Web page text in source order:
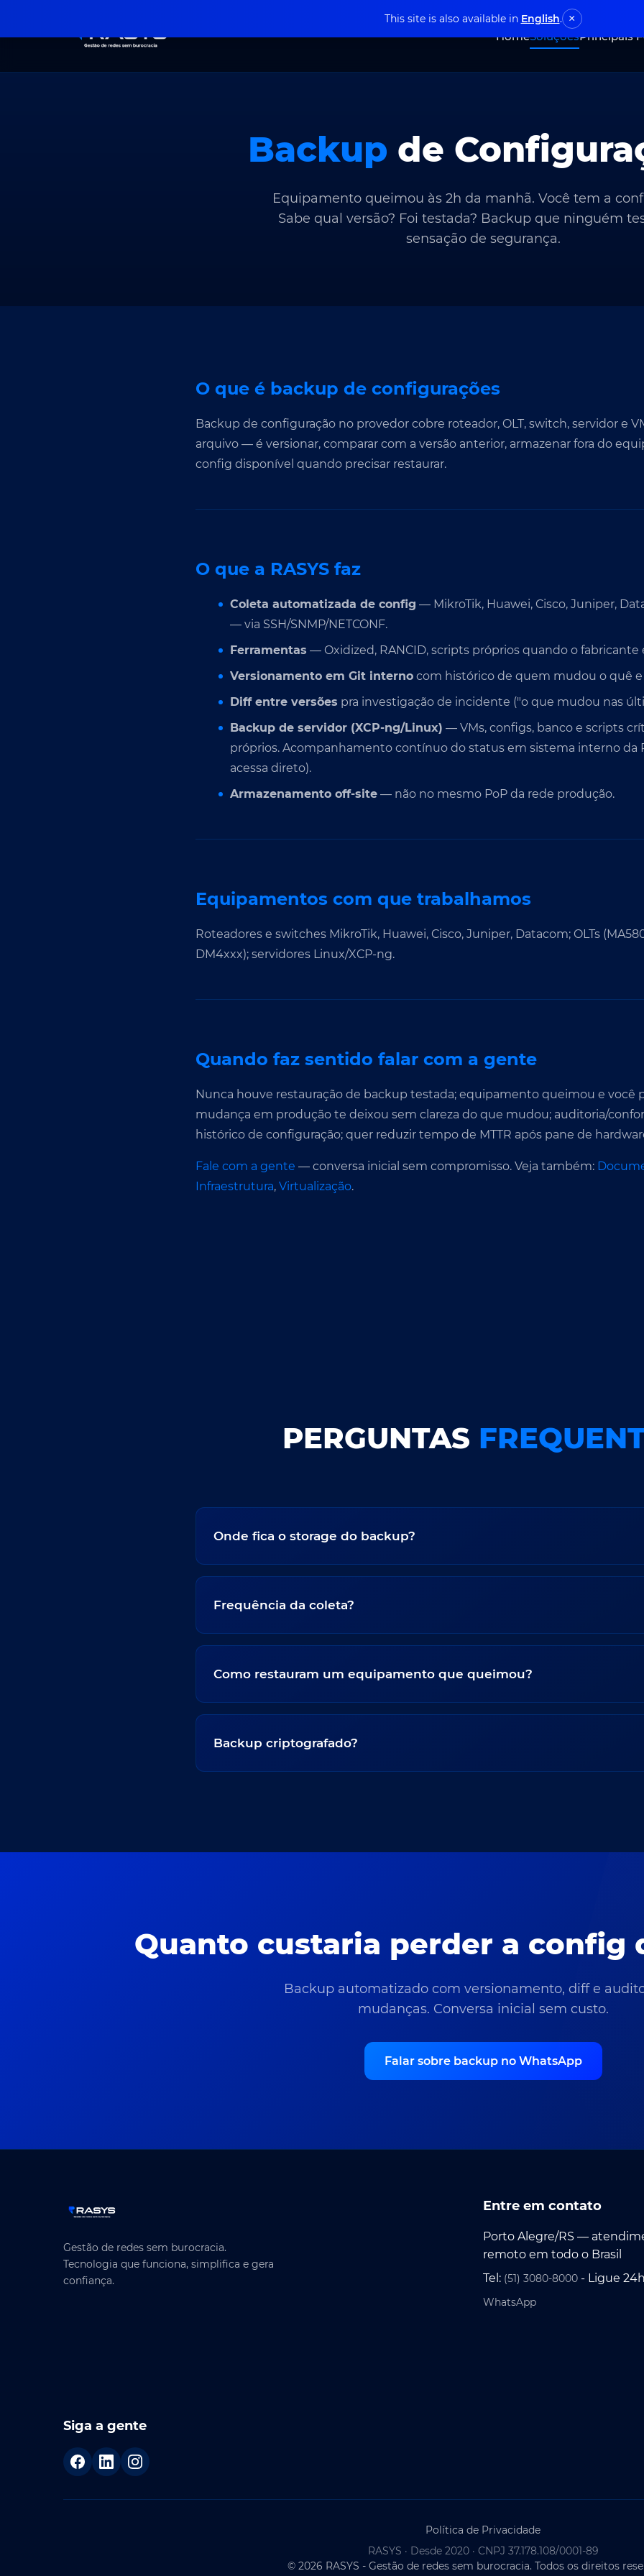
HomeSoluçõesPrincipais
Backup de
Equipamento queimou às 2h da manhã. Você tem a
Sabe qual versão? Foi testada? Backup que ninguém
sensação de segurança.
O que é backup de configurações
Backup de configuração no provedor cobre roteador, OLT, switch, servidor e
arquivo — é versionar, comparar com a versão anterior, armazenar fora do
config disponível quando precisar restaurar.
O que a RASYS faz
Coleta automatizada de config — MikroTik, Huawei, Cisco, Juniper,
— via SSH/SNMP/NETCONF.
Ferramentas — Oxidized, RANCID, scripts próprios quando o fabricante
Versionamento em Git interno com histórico de quem mudou o quê
Diff entre versões pra investigação de incidente ("o que mudou nas
Backup de servidor (XCP-ng/Linux) — VMs, configs, banco e scripts
próprios. Acompanhamento contínuo do status em sistema interno da
acessa direto).
Armazenamento off-site — não no mesmo PoP da rede produção.
Equipamentos com que trabalhamos
Roteadores e switches MikroTik, Huawei, Cisco, Juniper, Datacom; OLTs
DM4xxx); servidores Linux/XCP-ng.
Quando faz sentido falar com a gente
Nunca houve restauração de backup testada; equipamento queimou e você
mudança em produção te deixou sem clareza do que mudou; auditoria/
histórico de configuração; quer reduzir tempo de MTTR após pane de
Fale com a gente — conversa inicial sem compromisso. Veja também:
Infraestrutura, Virtualização.
PERGUNTAS
Onde fica o storage do backup?
Frequência da coleta?
Como restauram um equipamento que queimou?
Backup criptografado?
Quanto custaria perder a config
Backup automatizado com versionamento, diff e
mudanças. Conversa inicial sem custo.
Falar sobre backup no WhatsApp
Gestão de redes sem burocracia.
Tecnologia que funciona, simplifica e gera
confiança.
Entre em contato
Porto Alegre/RS —
remoto em todo o Brasil
Tel: (51) 3080-8000 - Ligue
WhatsApp
Siga a gente
Política de Privacidade
RASYS · Desde 2020 · CNPJ 37.178.108/0001-89
© 2026 RASYS - Gestão de redes sem burocracia. Todos os direitos
This site is also available in English. ×